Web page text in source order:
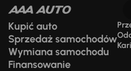
Kupić auto
Sprzedaż samochodów
Wymiana samochodu
Finansowanie